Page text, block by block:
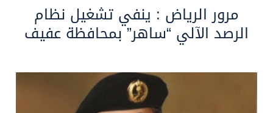
مرور الرياض : ينفي تشغيل نظام
الرصد الآلي “ساهر” بمحافظة عفيف